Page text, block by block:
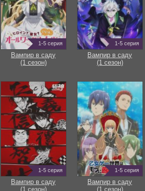
1-5 серия
Вампир в саду
(1 сезон)
1-5 серия
Вампир в саду
(1 сезон)
1-5 серия
Вампир в саду
(1 сезон)
1-5 серия
Вампир в саду
(1 сезон)